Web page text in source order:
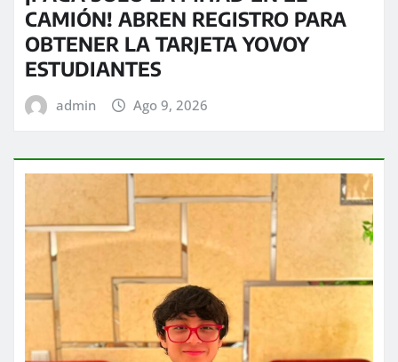
CAMIÓN! ABREN REGISTRO PARA
OBTENER LA TARJETA YOVOY
ESTUDIANTES
admin Ago 9, 2026